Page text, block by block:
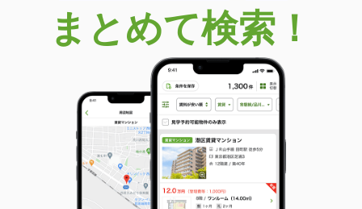
茨城県つくば市研究学園１丁目
価 格
25.40万円
茨城県つくば市研究学園１丁目
貸店舗（建物一部）
使用面積 47.57m²
茨城県水戸市大町３丁目
価 格
1.32万円
住 所
茨城県水戸市大町３丁目
物件種別 貸駐車場
まとめて検索！